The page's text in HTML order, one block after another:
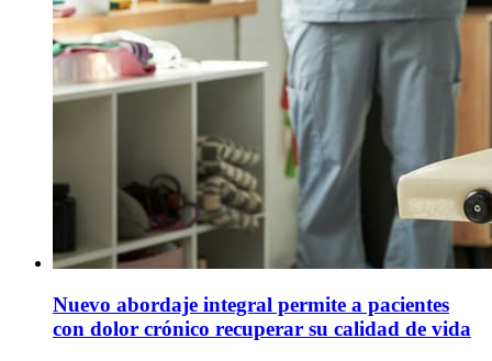
Nuevo abordaje integral permite a pacientes
con dolor crónico recuperar su calidad de vida